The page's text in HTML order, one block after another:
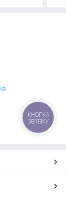
КНОПКА
ЗВ'ЯЗКУ